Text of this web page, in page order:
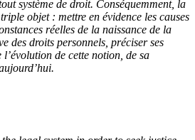
système de droit. Conséquemment, la
objet : mettre en évidence les causes
réelles de la naissance de la
des droits personnels, préciser ses
l’évolution de cette notion, de sa